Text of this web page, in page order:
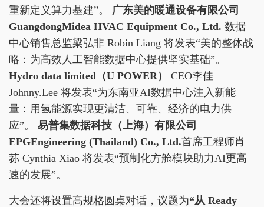
重新定义算力基建”。 广东美的暖通设备有限公司
GuangdongMidea HVAC Equipment Co., Ltd. 数据
中心销售总监梁弘非 Robin Liang 将发表“美的整体战
略：为高效人工智能数据中心提供坚实基础”。
Hydro data limited （U POWER）
CEO李佳
Johnny.Lee 将发表“为东南亚AI数据中心注入新能
量：用氢能源实现更清洁、可靠、经济的电力供
应”。 易普集数据科技（上海）有限公司
EPGEngineering (Thailand) Co., Ltd.首席工程师肖
荪 Cynthia Xiao 将发表“预制化方舱模块助力AI更高
速的发展”。
大会还将设置高规格圆桌对话，议题为“从 Ready